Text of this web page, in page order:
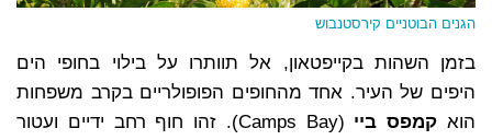
הגנים הבוטניים קירסטנבוש
בזמן השהות בקייפטאון, אל תוותרו על בילוי בחופי הים
היפים של העיר. אחד מהחופים הפופולריים בקרב משפחות
הוא קמפס ביי
(Camps Bay). זהו חוף רחב ידיים ועטור